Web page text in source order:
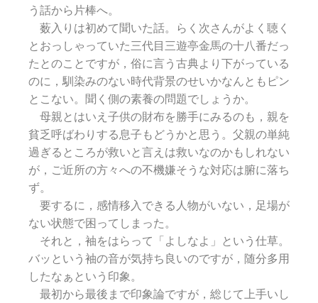
う話から片棒へ。
薮入りは初めて聞いた話。らく次さんがよく聴く
とおっしゃっていた三代目三遊亭金馬の十八番だっ
たとのことですが，俗に言う古典より下がっている
のに，馴染みのない時代背景のせいかなんともピン
とこない。聞く側の素養の問題でしょうか。
母親とはいえ子供の財布を勝手にみるのも，親を
貧乏呼ばわりする息子もどうかと思う。父親の単純
過ぎるところが救いと言えは救いなのかもしれない
が，ご近所の方々への不機嫌そうな対応は腑に落ち
ず。
要するに，感情移入できる人物がいない，足場が
ない状態で困ってしまった。
それと，袖をはらって「よしなよ」という仕草。
バッという袖の音が気持ち良いのですが，随分多用
したなぁという印象。
最初から最後まで印象論ですが，総じて上手いし